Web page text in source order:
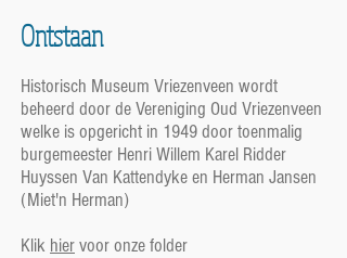
Ontstaan
Historisch Museum Vriezenveen wordt
beheerd door de Vereniging Oud Vriezenveen
welke is opgericht in 1949 door toenmalig
burgemeester Henri Willem Karel Ridder
Huyssen Van Kattendyke en Herman Jansen
(Miet'n Herman)
Klik hiervoor onze folder